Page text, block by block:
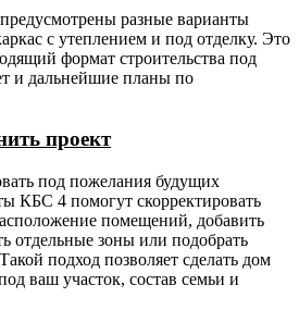
Металлическая с
терморазрывом
(производство Россия).
толщиной наружной стены
150 мм); 200 мм (для
каркаса с толщиной
наружной стены 200 мм).
150 мм (для каркаса с
толщиной наружной стены
150 мм); 200 мм (для
каркаса с толщиной
разные варианты
с утеплением и под отделку. Это
формат строительства под
и дальнейшие планы по
проект
под пожелания будущих
КБС 4 помогут скорректировать
помещений, добавить
отдельные зоны или подобрать
подход позволяет сделать дом
ваш участок, состав семьи и